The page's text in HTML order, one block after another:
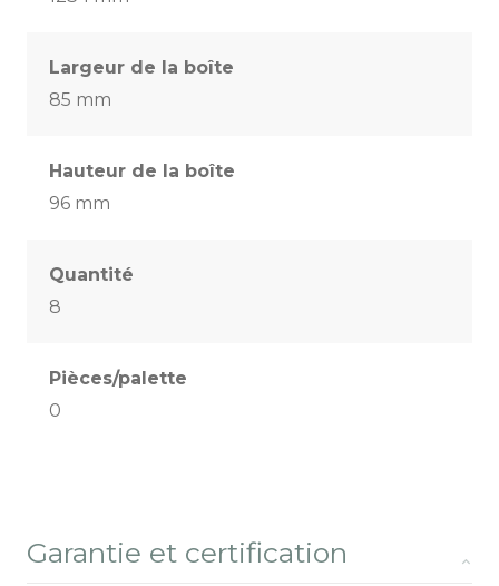
Largeur de la boîte
85 mm
Hauteur de la boîte
96 mm
Quantité
8
Pièces/palette
0
Garantie et certification